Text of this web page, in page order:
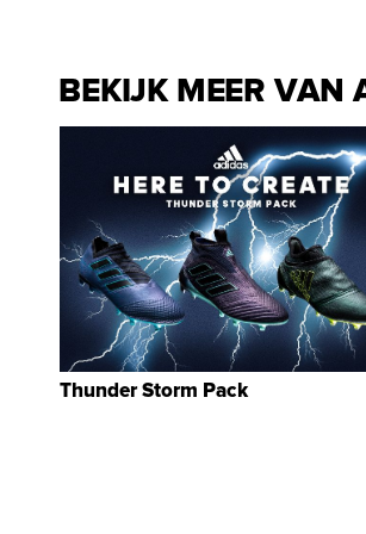
BEKIJK MEER VAN
Thunder Storm Pack